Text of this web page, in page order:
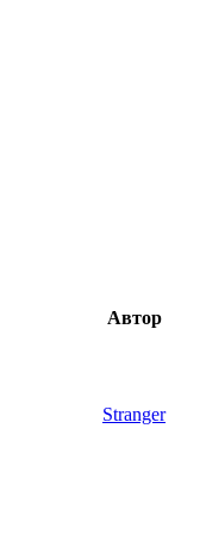
Автор
Stranger